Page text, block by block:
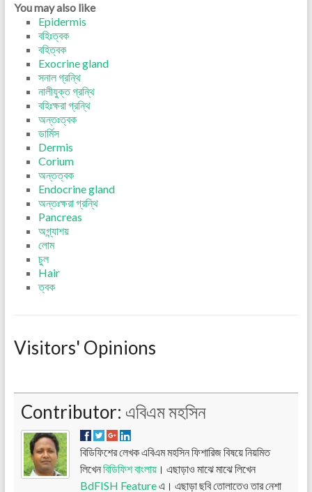
You may also like
Epidermis
বহিঃত্বক
বহিত্বক
Exocrine gland
সনাল গ্রন্থি
নালীযুক্ত গ্রন্থি
বহিঃক্ষরা গ্রন্থি
অন্তঃত্বক
ডার্মিস
Dermis
Corium
অন্তত্বক
Endocrine gland
অন্তঃক্ষরা গ্রন্থি
Pancreas
অগ্ন্যাশয়
লোম
চুল
Hair
ত্বক
Visitors' Opinions
Contributor: এবিএম মহসিন
বিডিফিশের লেখক এবিএম মহসিন ফিশারিজ বিষয়ে নিয়মিত
লিখেনবিডিফিশ বাংলায়। এছাড়াও মাঝে মাঝে লিখেন
BdFISH Featureএ। এছাড়া ছবি তোলাতেও তার নেশা